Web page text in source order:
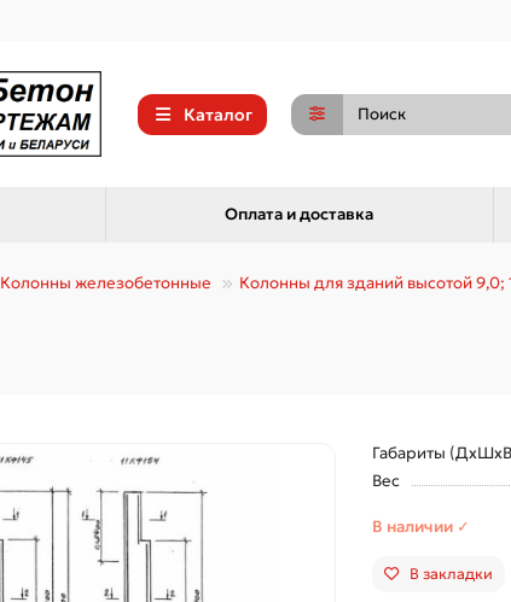
Каталог
Оплата и доставка
Колонны железобетонные Колонны для зданий высотой 9,0;
Габариты
Вес
В наличии ✓
В закладки